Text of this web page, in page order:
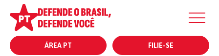
ÁREA PT FILIE-SE